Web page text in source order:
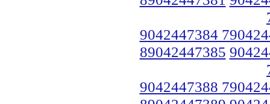
9042447384
89042447385
9042447388